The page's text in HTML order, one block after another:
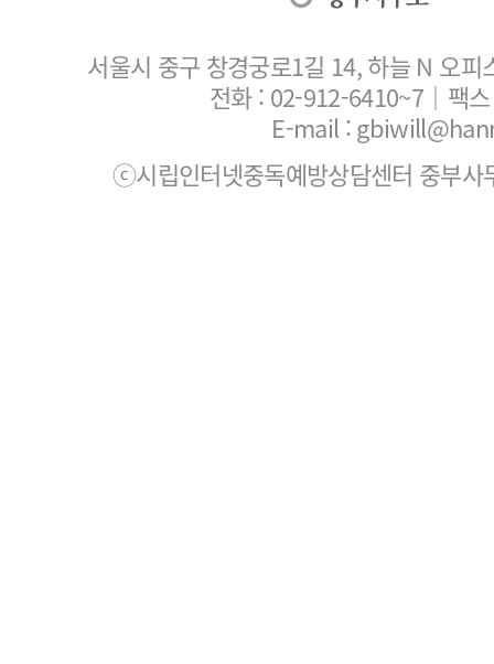
서울시 중구 창경궁로1길 14, 하늘 N 오
전화 : 02-912-6410~7 ｜팩
E-mail :
ⓒ시립인터넷중독예방상담센터 중부